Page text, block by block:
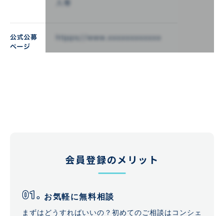
会員登録のメリット
お気軽に無料相談
まずはどうすればいいの？初めてのご相談はコンシェ